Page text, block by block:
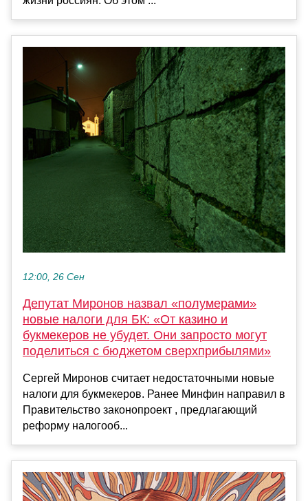
12:00, 26 Сен
Депутат Миронов назвал «полумерами»
новые налоги для БК: «От казино и
букмекеров не убудет. Они запросто могут
поделиться с бюджетом сверхприбылями»
Сергей Миронов считает недостаточными новые
налоги для букмекеров. Ранее Минфин направил в
Правительство законопроект , предлагающий
реформу налогооб...